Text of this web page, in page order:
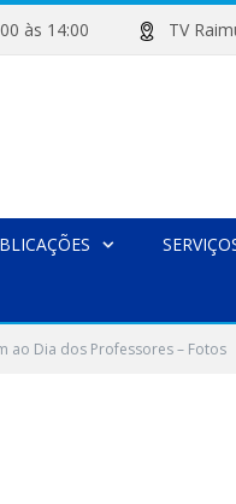
às 14:00 TV
ao Dia dos Professores – Fotos